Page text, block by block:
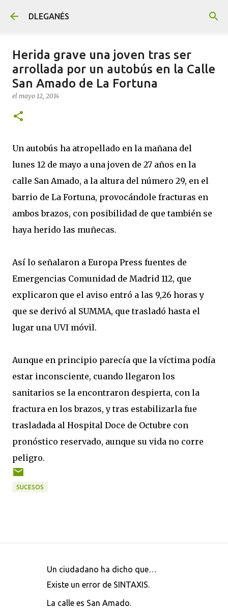
DLEGANÉS
Herida grave una joven tras ser
arrollada por un autobús en la Calle
San Amado de La Fortuna
el mayo 12, 2014
Un autobús ha atropellado en la mañana del
lunes 12 de mayo a una joven de 27 años en la
calle San Amado, a la altura del número 29, en el
barrio de La Fortuna, provocándole fracturas en
ambos brazos, con posibilidad de que también se
haya herido las muñecas.
Así lo señalaron a Europa Press fuentes de
Emergencias Comunidad de Madrid 112, que
explicaron que el aviso entró a las 9,26 horas y
que se derivó al SUMMA, que trasladó hasta el
lugar una UVI móvil.
Aunque en principio parecía que la víctima podía
estar inconsciente, cuando llegaron los
sanitarios se la encontraron despierta, con la
fractura en los brazos, y tras estabilizarla fue
trasladada al Hospital Doce de Octubre con
pronóstico reservado, aunque su vida no corre
peligro.
SUCESOS
Un ciudadano ha dicho que…
Existe un error de SINTAXIS.
La calle es San Amado.